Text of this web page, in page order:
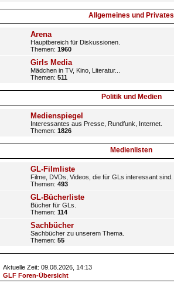
Allgemeines und Privates
Arena
Hauptbereich für Diskussionen.
Themen: 1960
Girls Media
Mädchen in TV, Kino, Literatur...
Themen: 511
Politik und Medien
Medienspiegel
Interessantes aus Presse, Rundfunk, Internet.
Themen: 1826
Medienlisten
GL-Filmliste
Filme, DVDs, Videos, die für GLs interessant sind.
Themen: 493
GL-Bücherliste
Bücher für GLs.
Themen: 114
Sachbücher
Sachbücher zu unserem Thema.
Themen: 55
Aktuelle Zeit: 09.08.2026, 14:13
GLF Foren-Übersicht